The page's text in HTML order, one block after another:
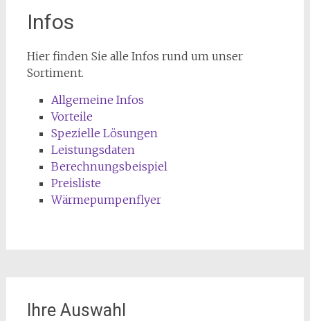
Infos
Hier finden Sie alle Infos rund um unser
Sortiment.
Allgemeine Infos
Vorteile
Spezielle Lösungen
Leistungsdaten
Berechnungsbeispiel
Preisliste
Wärmepumpenflyer
Ihre Auswahl